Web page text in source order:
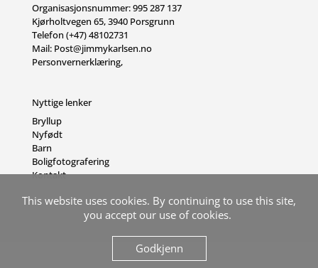
Organisasjonsnummer: 995 287 137
Kjørholtvegen 65, 3940 Porsgrunn
Telefon (+47) 48102731
Mail: Post@jimmykarlsen.no
Personvernerklæring,
Nyttige lenker
Bryllup
Nyfødt
Barn
Boligfotografering
Kontakt
This website uses cookies. By continuing to use this site,
you accept our use of cookies.
Godkjenn